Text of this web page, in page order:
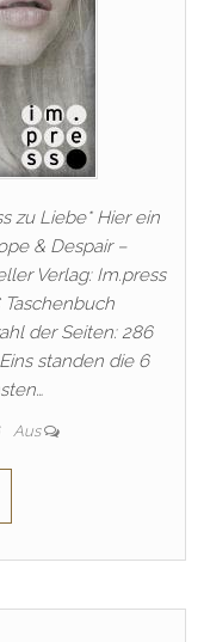
zu Liebe* Hier ein
& Despair –
Verlag: Im.press
der Seiten: 286
standen die 6
Aus